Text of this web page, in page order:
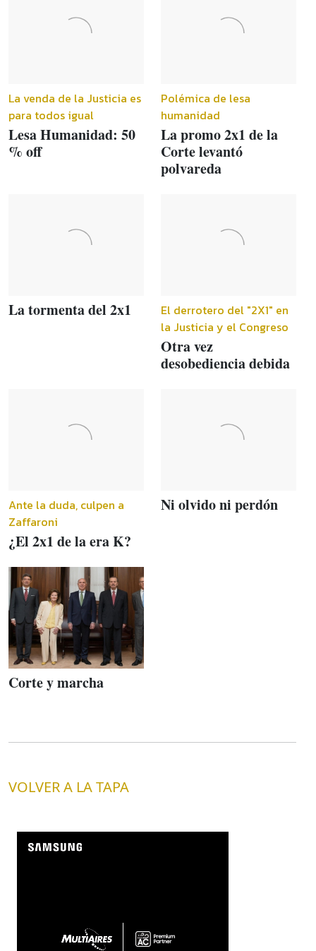
La venda de la Justicia es
para todos igual
Lesa Humanidad: 50
% off
Polémica de lesa
humanidad
La promo 2x1 de la
Corte levantó
polvareda
La tormenta del 2x1
El derrotero del "2X1" en
la Justicia y el Congreso
Otra vez
desobediencia debida
Ante la duda, culpen a
Zaffaroni
¿El 2x1 de la era K?
Ni olvido ni perdón
Corte y marcha
VOLVER A LA TAPA